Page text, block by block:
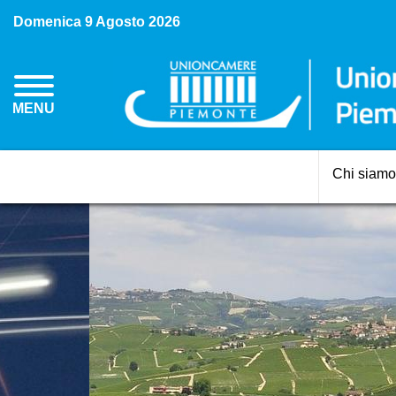
Domenica 9 Agosto 2026
MENU
Chi siamo